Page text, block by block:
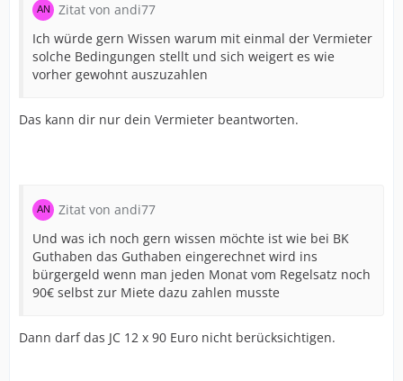
Zitat von andi77
Ich würde gern Wissen warum mit einmal der Vermieter
solche Bedingungen stellt und sich weigert es wie
vorher gewohnt auszuzahlen
Das kann dir nur dein Vermieter beantworten.
Zitat von andi77
Und was ich noch gern wissen möchte ist wie bei BK
Guthaben das Guthaben eingerechnet wird ins
bürgergeld wenn man jeden Monat vom Regelsatz noch
90€ selbst zur Miete dazu zahlen musste
Dann darf das JC 12 x 90 Euro nicht berücksichtigen.